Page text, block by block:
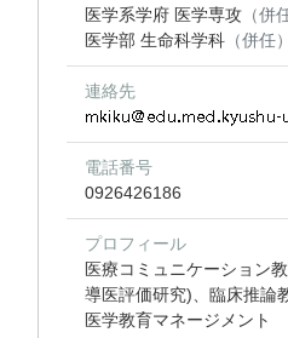
医学系学府 医学専攻 （併
医学部 生命科学科 （併任）
連絡先
電話番号
0926426186
プロフィール
医療コミュニケーション
導医評価研究)、臨床推論
医学教育マネージメント